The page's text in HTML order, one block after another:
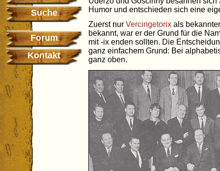
Suche
Forum
Kontakt
Humor und entschieden sich eine
Zuerst nur Vercingetorix als
bekannt, war er der Grund für die
mit -ix enden sollten. Die
ganz einfachem Grund: Bei
ganz oben.